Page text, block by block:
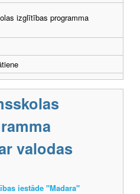
izglītības programma
valodas
iestāde "Madara"